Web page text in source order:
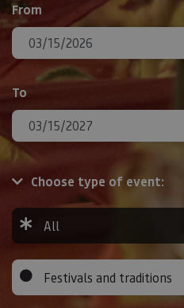
From
To
Choose type of event:
All
Festivals and traditions